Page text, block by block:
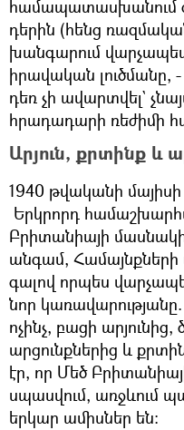
համապատասխանում
դերին (հենց
խանգարում
իրավական լուծմանը,
դեռ չի ավարտվել`
հրադադարի ռեժիմի
Արյուն, քրտինք և
1940 թվականի մայիսի
Երկրորդ
Բրիտանիայի
անգամ,
գալով որպես
նոր
ոչինչ, բացի
արցունքներից և
էր, որ Մեծ
սպասվում, առջևում
երկար ամիսներ են: